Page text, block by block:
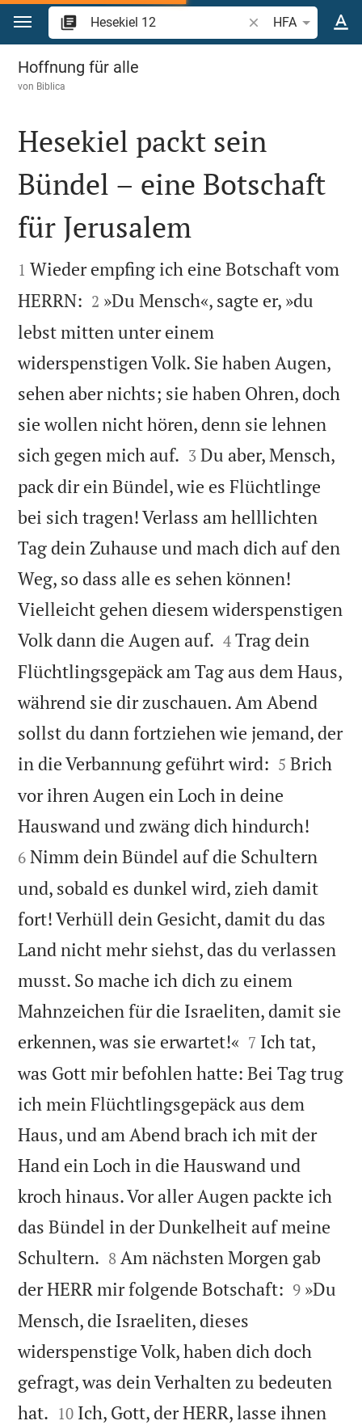
Zum Inhalt springen
Bibelstelle oder
HFA
Hesekiel 12
Hoffnung für alle
von Biblica

Hesekiel packt sein
Bündel – eine Botschaft
für Jerusalem

1 Wieder empfing ich eine Botschaft vom
HERRN: 

2 »Du Mensch«, sagte er, »du
lebst mitten unter einem
widerspenstigen Volk. Sie haben Augen,
sehen aber nichts; sie haben Ohren, doch
sie wollen nicht hören, denn sie lehnen
sich gegen mich auf. 

3 Du aber, Mensch,
pack dir ein Bündel, wie es Flüchtlinge
bei sich tragen! Verlass am helllichten
Tag dein Zuhause und mach dich auf den
Weg, so dass alle es sehen können!
Vielleicht gehen diesem widerspenstigen
Volk dann die Augen auf. 

4 Trag dein
Flüchtlingsgepäck am Tag aus dem Haus,
während sie dir zuschauen. Am Abend
sollst du dann fortziehen wie jemand, der
in die Verbannung geführt wird: 

5 Brich
vor ihren Augen ein Loch in deine
Hauswand und zwäng dich hindurch!
6 Nimm dein Bündel auf die Schultern
und, sobald es dunkel wird, zieh damit
fort! Verhüll dein Gesicht, damit du das
Land nicht mehr siehst, das du verlassen
musst. So mache ich dich zu einem
Mahnzeichen für die Israeliten, damit sie
erkennen, was sie erwartet!« 

7 Ich tat,
was Gott mir befohlen hatte: Bei Tag trug
ich mein Flüchtlingsgepäck aus dem
Haus, und am Abend brach ich mit der
Hand ein Loch in die Hauswand und
kroch hinaus. Vor aller Augen packte ich
das Bündel in der Dunkelheit auf meine
Schultern. 

8 Am nächsten Morgen gab
der HERR mir folgende Botschaft: 

9 »Du
Mensch, die Israeliten, dieses
widerspenstige Volk, haben dich doch
gefragt, was dein Verhalten zu bedeuten
hat. 

10 Ich, Gott, der HERR, lasse ihnen